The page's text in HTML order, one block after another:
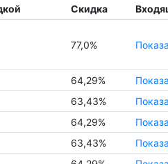
Скидка
77,0%
64,29%
63,43%
64,29%
63,43%